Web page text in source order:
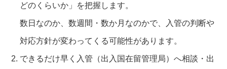
どのくらいか」を把握します。
数日なのか、数週間・数か月なのかで、入管の判断や
対応方針が変わってくる可能性があります。
できるだけ早く入管（出入国在留管理局）へ相談・出